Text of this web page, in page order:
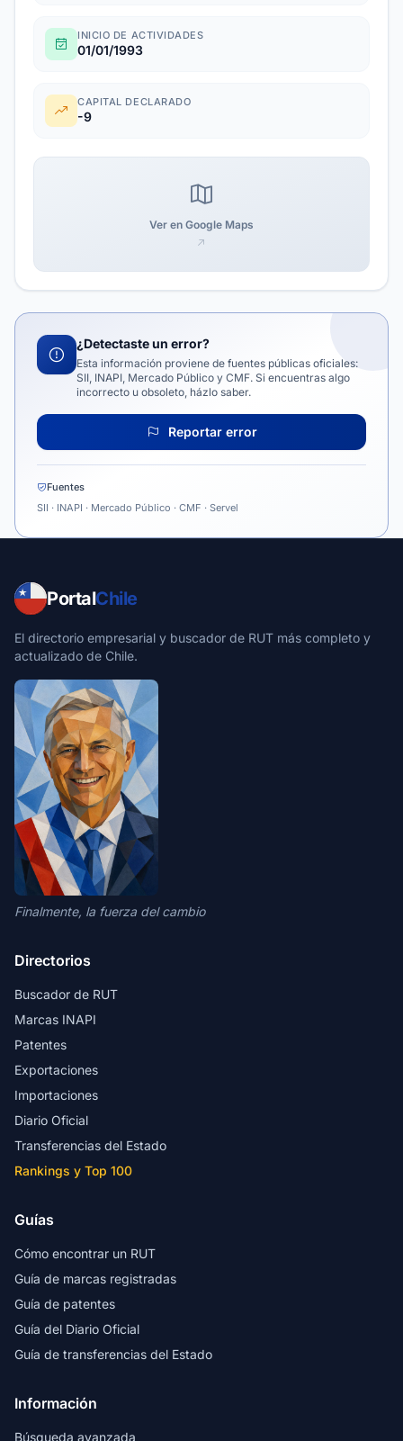
INICIO DE ACTIVIDADES
01/01/1993
CAPITAL DECLARADO
-9
Ver en Google Maps
¿Detectaste un error?
Esta información proviene de fuentes públicas oficiales:
SII, INAPI, Mercado Público y CMF. Si encuentras algo
incorrecto u obsoleto, házlo saber.
Reportar error
Fuentes
SII · INAPI · Mercado Público · CMF · Servel
PortalChile
El directorio empresarial y buscador de RUT más completo y
actualizado de Chile.
Finalmente, la fuerza del cambio
Directorios
Buscador de RUT
Marcas INAPI
Patentes
Exportaciones
Importaciones
Diario Oficial
Transferencias del Estado
Rankings y Top 100
Guías
Cómo encontrar un RUT
Guía de marcas registradas
Guía de patentes
Guía del Diario Oficial
Guía de transferencias del Estado
Información
Búsqueda avanzada